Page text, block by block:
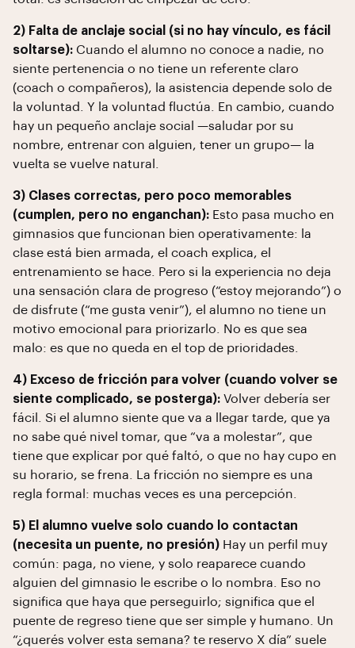
2) Falta de anclaje social (si no hay vínculo, es fácil
soltarse): Cuando el alumno no conoce a nadie, no
siente pertenencia o no tiene un referente claro
(coach o compañeros), la asistencia depende solo de
la voluntad. Y la voluntad fluctúa. En cambio, cuando
hay un pequeño anclaje social —saludar por su
nombre, entrenar con alguien, tener un grupo— la
vuelta se vuelve natural.
3) Clases correctas, pero poco memorables
(cumplen, pero no enganchan): Esto pasa mucho en
gimnasios que funcionan bien operativamente: la
clase está bien armada, el coach explica, el
entrenamiento se hace. Pero si la experiencia no deja
una sensación clara de progreso (“estoy mejorando”) o
de disfrute (“me gusta venir”), el alumno no tiene un
motivo emocional para priorizarlo. No es que sea
malo: es que no queda en el top de prioridades.
4) Exceso de fricción para volver (cuando volver se
siente complicado, se posterga): Volver debería ser
fácil. Si el alumno siente que va a llegar tarde, que ya
no sabe qué nivel tomar, que “va a molestar”, que
tiene que explicar por qué faltó, o que no hay cupo en
su horario, se frena. La fricción no siempre es una
regla formal: muchas veces es una percepción.
5) El alumno vuelve solo cuando lo contactan
(necesita un puente, no presión) Hay un perfil muy
común: paga, no viene, y solo reaparece cuando
alguien del gimnasio le escribe o lo nombra. Eso no
significa que haya que perseguirlo; significa que el
puente de regreso tiene que ser simple y humano. Un
“¿querés volver esta semana? te reservo X día” suele